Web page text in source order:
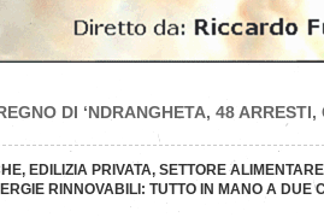
DI ‘NDRANGHETA, 48 ARRESTI,
EDILIZIA PRIVATA, SETTORE
RINNOVABILI: TUTTO IN MANO A DUE